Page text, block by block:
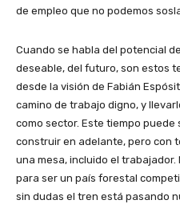
de empleo que no podemos
Cuando se habla del potencial
deseable, del futuro, son estos
desde la visión de Fabián
camino de trabajo digno, y
como sector. Este tiempo
construir en adelante, pero con
una mesa, incluido el trabajador.
para ser un país forestal
sin dudas el tren está pasando